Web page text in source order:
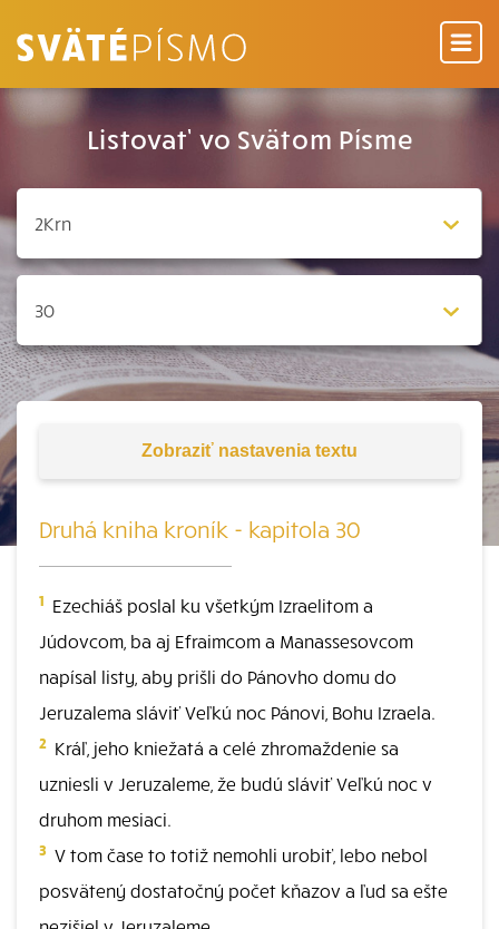
Listovať vo Svätom Písme
Zobraziť nastavenia textu
Druhá kniha kroník - kapitola 30
1 Ezechiáš poslal ku všetkým Izraelitom a
Júdovcom, ba aj Efraimcom a Manassesovcom
napísal listy, aby prišli do Pánovho domu do
Jeruzalema sláviť Veľkú noc Pánovi, Bohu Izraela.
2 Kráľ, jeho kniežatá a celé zhromaždenie sa
uzniesli v Jeruzaleme, že budú sláviť Veľkú noc v
druhom mesiaci.
3 V tom čase to totiž nemohli urobiť, lebo nebol
posvätený dostatočný počet kňazov a ľud sa ešte